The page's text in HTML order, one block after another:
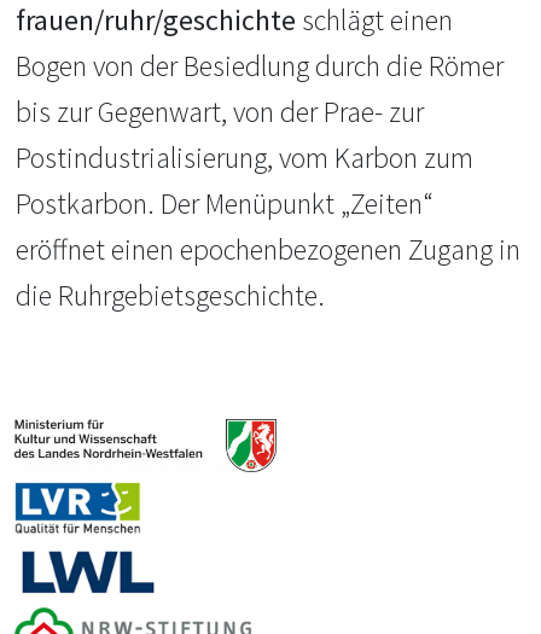
frauen/ruhr/geschichte schlägt einen
Bogen von der Besiedlung durch die Römer
bis zur Gegenwart, von der Prae- zur
Postindustrialisierung, vom Karbon zum
Postkarbon. Der Menüpunkt „Zeiten“
eröffnet einen epochenbezogenen Zugang in
die Ruhrgebietsgeschichte.